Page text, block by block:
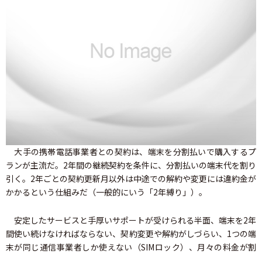
大手の携帯電話事業者との契約は、端末を分割払いで購入するプ
ランが主流だ。2年間の継続契約を条件に、分割払いの端末代を割り
引く。2年ごとの契約更新月以外は中途での解約や変更には違約金が
かかるという仕組みだ（一般的にいう「2年縛り」）。
安定したサービスと手厚いサポートが受けられる半面、端末を2年
間使い続けなければならない、契約変更や解約がしづらい、1つの端
末が同じ通信事業者しか使えない（SIMロック）、月々の料金が割